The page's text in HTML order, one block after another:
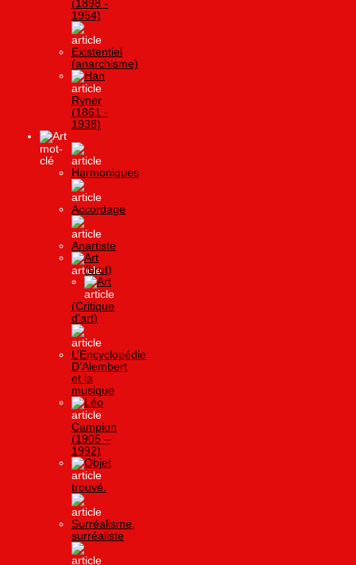
(1898 -
1954)
Existentiel
(anarchisme)
Han
Ryner
(1861 -
1938)
Art
Harmoniques
Accordage
Anartiste
Art
(brut)
Art
(Critique
d’art)
L’Encyclopédie
D’Alembert
et la
musique
Léo
Campion
(1905 –
1992)
Objet
trouvé.
Surréalisme,
surréaliste